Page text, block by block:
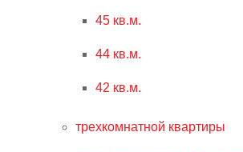
45 кв.м.
44 кв.м.
42 кв.м.
трехкомнатной квартиры